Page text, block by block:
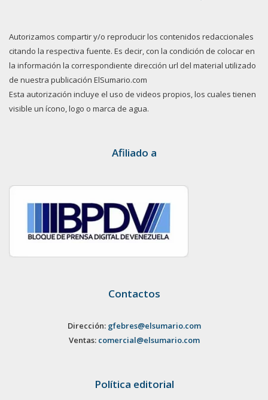
Autorizamos compartir y/o reproducir los contenidos redaccionales
citando la respectiva fuente. Es decir, con la condición de colocar en
la información la correspondiente dirección url del material utilizado
de nuestra publicación ElSumario.com
Esta autorización incluye el uso de videos propios, los cuales tienen
visible un ícono, logo o marca de agua.
Afiliado a
Contactos
Dirección: gfebres@elsumario.com
Ventas: comercial@elsumario.com
Política editorial